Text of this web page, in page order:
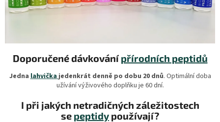
Doporučené dávkování přírodních peptidů
Jedna lahvička jedenkrát denně po dobu 20 dnů. Optimální doba
užívání výživového doplňku je 60 dní.
I při jakých netradičných záležitostech
se peptidy používají?